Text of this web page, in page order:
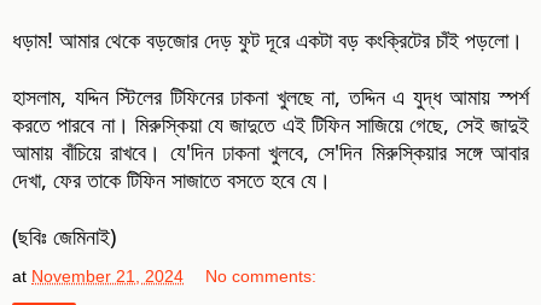
ধড়াম! আমার থেকে বড়জোর দেড় ফুট দূরে একটা বড় কংক্রিটের চাঁই পড়লো।
হাসলাম, যদ্দিন স্টিলের টিফিনের ঢাকনা খুলছে না, তদ্দিন এ যুদ্ধ আমায় স্পর্শ
করতে পারবে না। মিরুস্কিয়া যে জাদুতে এই টিফিন সাজিয়ে গেছে, সেই জাদুই
আমায় বাঁচিয়ে রাখবে। যে'দিন ঢাকনা খুলবে, সে'দিন মিরুস্কিয়ার সঙ্গে আবার
দেখা, ফের তাকে টিফিন সাজাতে বসতে হবে যে।
(ছবিঃ জেমিনাই)
at November 21, 2024 No comments: